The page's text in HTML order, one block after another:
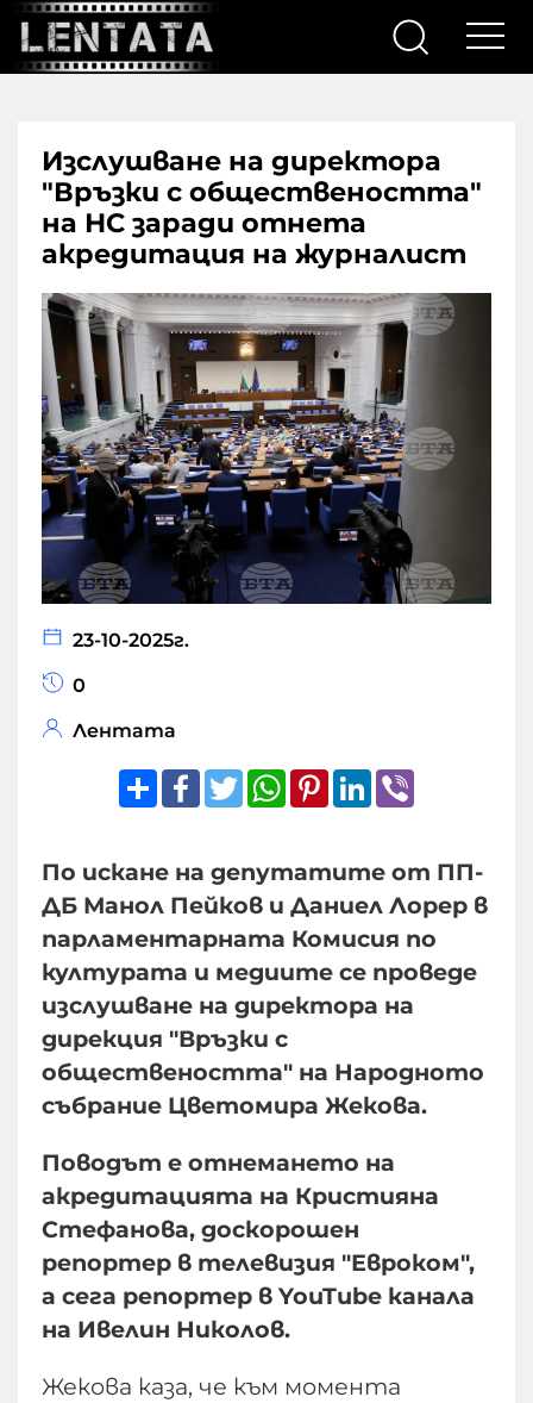
Изслушване на директора
"Връзки с обществеността"
на НС заради отнета
акредитация на журналист
23-10-2025г.
0
Лентата
ShareFacebook
TwitterWhatsApp
Pinterest
LinkedIn
По искане на депутатите от ПП-
ДБ Манол Пейков и Даниел Лорер в
парламентарната Комисия по
културата и медиите се проведе
изслушване на директора на
дирекция "Връзки с
обществеността" на Народното
събрание Цветомира Жекова.
Поводът е отнемането на
акредитацията на Кристияна
Стефанова, доскорошен
репортер в телевизия "Евроком",
а сега репортер в YouTube канала
на Ивелин Николов.
Жекова каза, че към момента